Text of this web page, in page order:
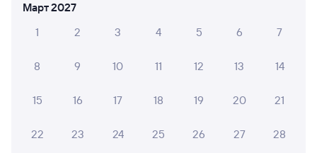
Март 2027
1
2 3 4 5 6 7
8 9 10 11 12 13 14
15 16 17 18 19 20 21
22 23 24 25 26 27 28